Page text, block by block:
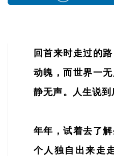
回首来时走过的
动魄，而世界一
静无声。人生说
来深
年年，试着去了
个人独自出来走